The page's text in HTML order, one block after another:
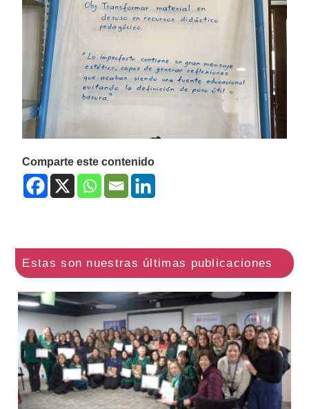
Comparte este contenido